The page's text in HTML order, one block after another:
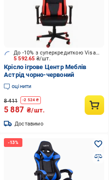
5 592.65 ₴/шт.
До -10% з суперкредиткою Visa Вигода
Крісло ігрове Центр Меблів
Астрід чорно-червоний
оцінити
8 411 -2 524 ₴
5 887 ₴/шт.
Доставимо